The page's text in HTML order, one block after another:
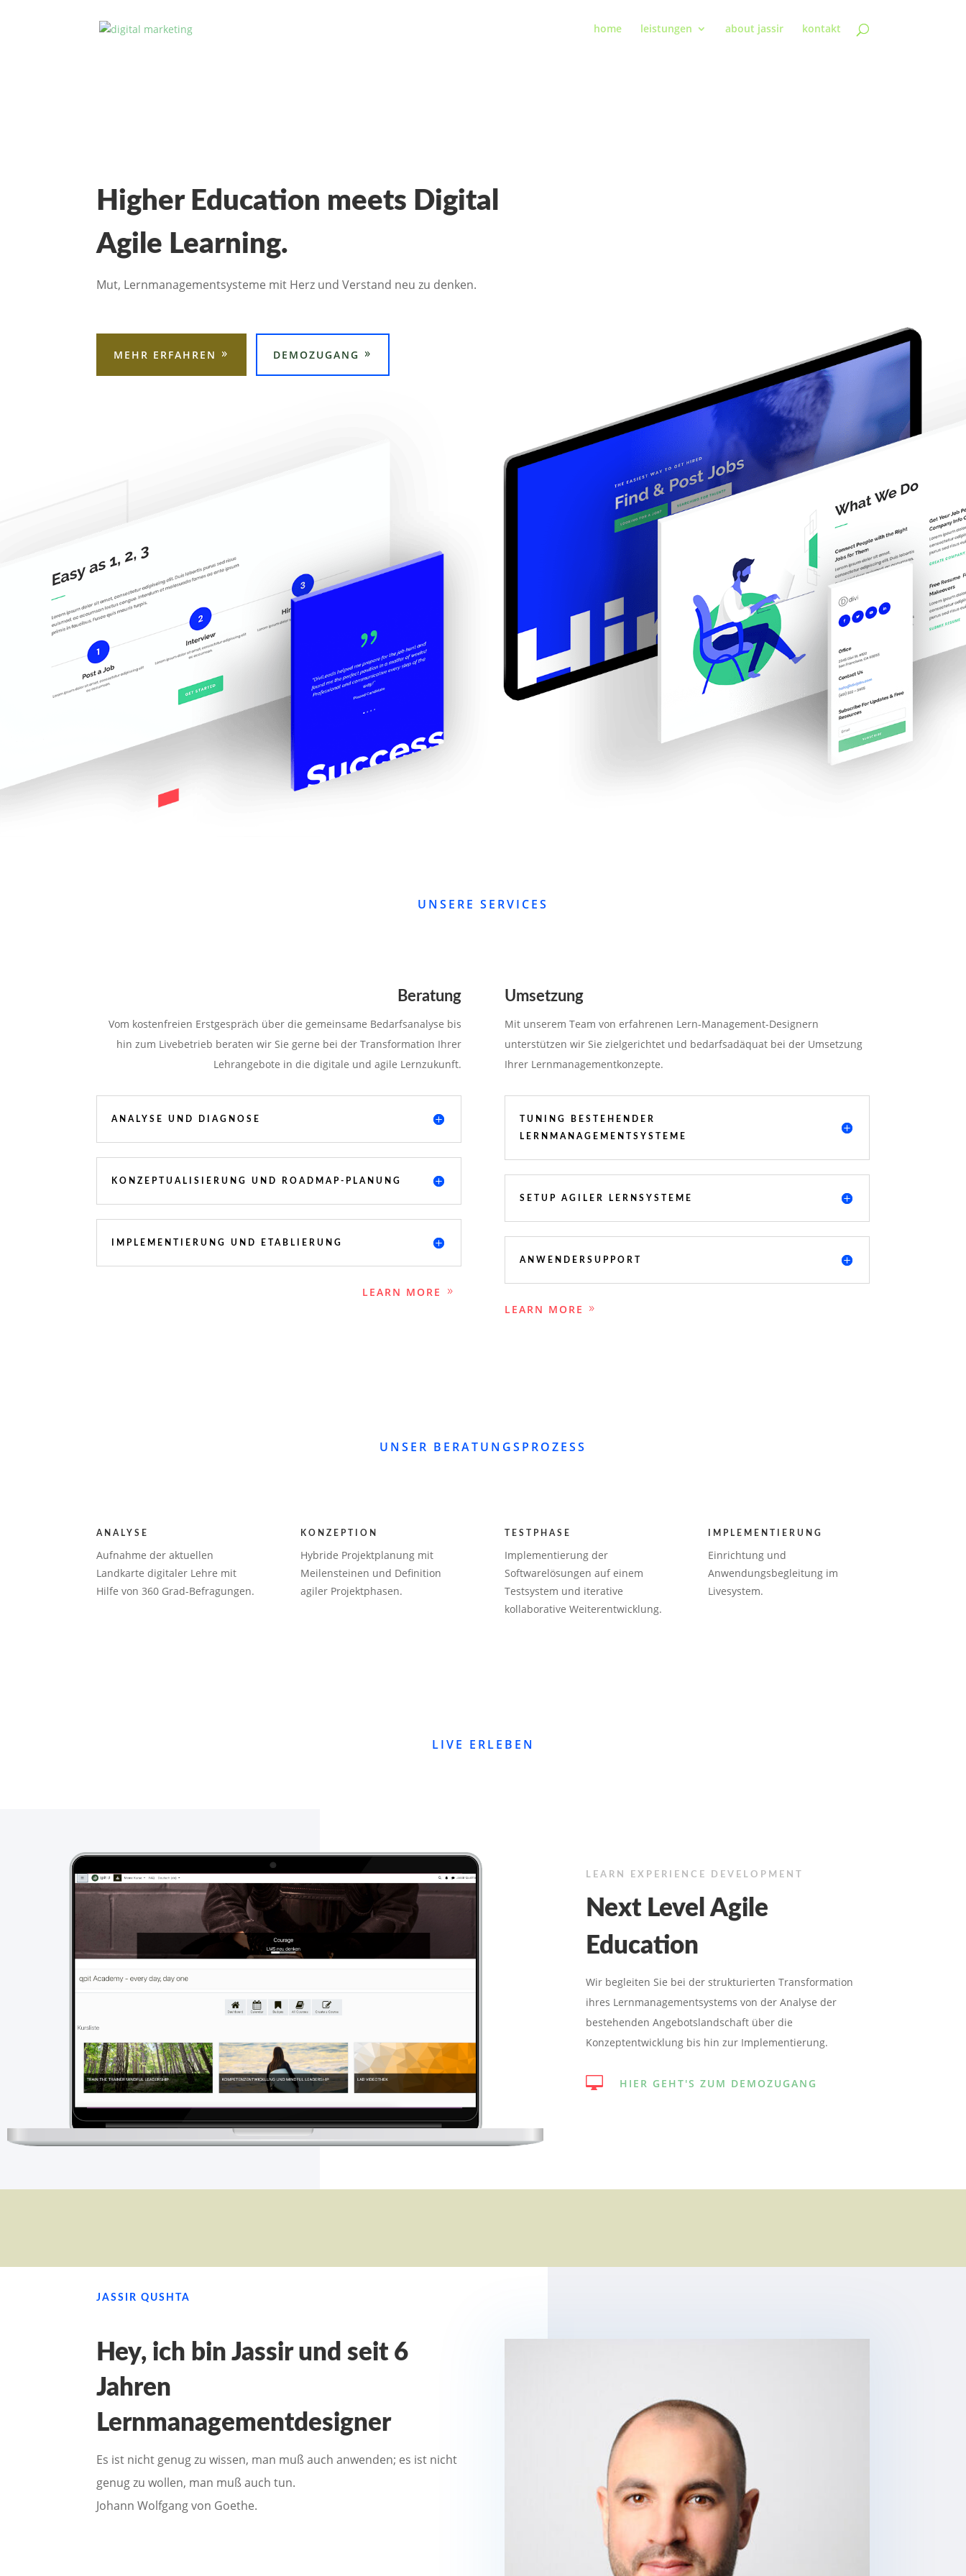
home leistungen about jassir kontakt
Higher Education meets Digital
Agile Learning.
Mut, Lernmanagementsysteme mit Herz und Verstand neu zu denken.
MEHR ERFAHREN DEMOZUGANG
UNSERE SERVICES
Beratung
Vom kostenfreien Erstgespräch über die gemeinsame Bedarfsanalyse bis
hin zum Livebetrieb beraten wir Sie gerne bei der Transformation Ihrer
Lehrangebote in die digitale und agile Lernzukunft.
ANALYSE UND DIAGNOSE
KONZEPTUALISIERUNG UND ROADMAP-PLANUNG
IMPLEMENTIERUNG UND ETABLIERUNG
LEARN MORE
Umsetzung
Mit unserem Team von erfahrenen Lern-Management-Designern
unterstützen wir Sie zielgerichtet und bedarfsadäquat bei der Umsetzung
Ihrer Lernmanagementkonzepte.
TUNING BESTEHENDER
LERNMANAGEMENTSYSTEME
SETUP AGILER LERNSYSTEME
ANWENDERSUPPORT
LEARN MORE
UNSER BERATUNGSPROZESS
ANALYSE
Aufnahme der aktuellen
Landkarte digitaler Lehre mit
Hilfe von 360 Grad-Befragungen.
KONZEPTION
Hybride Projektplanung mit
Meilensteinen und Definition
agiler Projektphasen.
TESTPHASE
Implementierung der
Softwarelösungen auf einem
Testsystem und iterative
kollaborative Weiterentwicklung.
IMPLEMENTIERUNG
Einrichtung und
Anwendungsbegleitung im
Livesystem.
LIVE ERLEBEN
LEARN EXPERIENCE DEVELOPMENT
Next Level Agile
Education
Wir begleiten Sie bei der strukturierten Transformation
ihres Lernmanagementsystems von der Analyse der
bestehenden Angebotslandschaft über die
Konzeptentwicklung bis hin zur Implementierung.
 HIER GEHT'S ZUM DEMOZUGANG
JASSIR QUSHTA
Hey, ich bin Jassir und seit 6
Jahren
Lernmanagementdesigner
Es ist nicht genug zu wissen, man muß auch anwenden; es ist nicht
genug zu wollen, man muß auch tun.
Johann Wolfgang von Goethe.